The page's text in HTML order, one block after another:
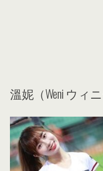
溫妮（Weni ウィ